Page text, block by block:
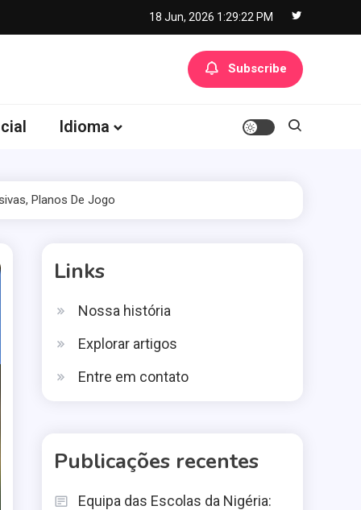
18 Jun, 2026 1:29:23 PM
Subscribe
Idioma
Planos De Jogo
Links
Nossa história
Explorar artigos
Entre em contato
Publicações recentes
Equipa das Escolas da Nigéria: